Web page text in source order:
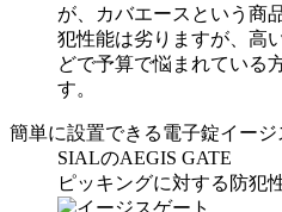
が、カバエースという商
犯性能は劣りますが、高
どで予算で悩まれている
す。
簡単に設置できる電子錠イージ
SIALのAEGIS GATE
ピッキングに対する防犯